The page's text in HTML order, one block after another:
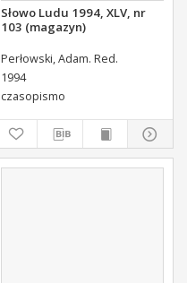
Słowo Ludu 1994, XLV, nr
103 (magazyn)
Perłowski, Adam. Red.
1994
czasopismo